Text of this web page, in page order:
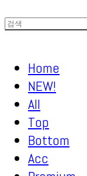
Home
NEW!
All
Top
Bottom
Acc